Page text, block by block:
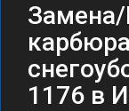
1176 в